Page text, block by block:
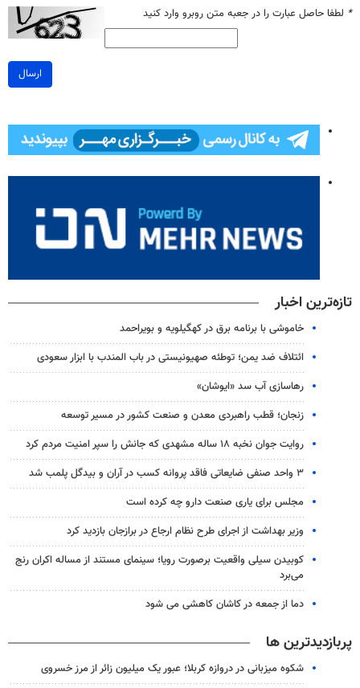
* لطفا حاصل عبارت را در جعبه متن روبرو وارد کنید
ارسال
تازه‌ترین اخبار
خاموشی با برنامه برق در کهگیلویه و بویراحمد
ائتلاف ضد یمن؛ توطئه صهیونیستی در باب المندب با ابزار سعودی
رهاسازی آب سد «ایوشان»
زنجان؛ قطب راهبردی معدن و صنعت کشور در مسیر توسعه
روایت جوان نخبه ۱۸ ساله مشهدی که جانش را سپر امنیت مردم کرد
۳ واحد صنفی ضایعاتی فاقد پروانه کسب در آران و بیدگل پلمب شد
مجلس برای یاری صنعت دارو چه کرده است
وزیر بهداشت از اجرای طرح نظام ارجاع در برازجان بازدید کرد
کوبیدن سیلی واقعیت برصورت رویا؛ سینمای مستند از مساله اکران رنج
می‌برد
دما از جمعه در کاشان کاهشی می شود
پربازدیدترین ها
شکوه میزبانی در دروازه کربلا؛ عبور یک میلیون زائر از مرز خسروی